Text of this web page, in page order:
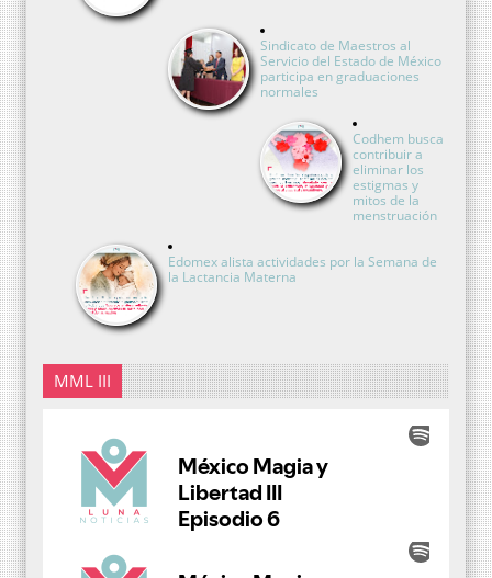
Sindicato de Maestros al
Servicio del Estado de México
participa en graduaciones
normales
Codhem busca
contribuir a
eliminar los
estigmas y
mitos de la
menstruación
Edomex alista actividades por la Semana de
la Lactancia Materna
MML III